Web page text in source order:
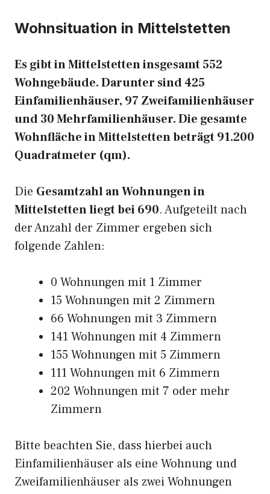
Wohnsituation in Mittelstetten
Es gibt in Mittelstetten insgesamt 552
Wohngebäude. Darunter sind 425
Einfamilienhäuser, 97 Zweifamilienhäuser
und 30 Mehrfamilienhäuser. Die gesamte
Wohnfläche in Mittelstetten beträgt 91.200
Quadratmeter (qm).
Die Gesamtzahl an Wohnungen in
Mittelstetten liegt bei 690. Aufgeteilt nach
der Anzahl der Zimmer ergeben sich
folgende Zahlen:
0 Wohnungen mit 1 Zimmer
15 Wohnungen mit 2 Zimmern
66 Wohnungen mit 3 Zimmern
141 Wohnungen mit 4 Zimmern
155 Wohnungen mit 5 Zimmern
111 Wohnungen mit 6 Zimmern
202 Wohnungen mit 7 oder mehr
Zimmern
Bitte beachten Sie, dass hierbei auch
Einfamilienhäuser als eine Wohnung und
Zweifamilienhäuser als zwei Wohnungen